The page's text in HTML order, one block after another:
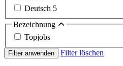
Deutsch 5
Bezeichnung
Topjobs
Filter anwenden Filter löschen